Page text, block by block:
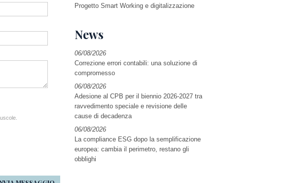
Progetto Smart Working e digitalizzazione
News
06/08/2026
Correzione errori contabili: una soluzione di
compromesso
06/08/2026
Adesione al CPB per il biennio 2026-2027 tra
ravvedimento speciale e revisione delle
cause di decadenza
06/08/2026
La compliance ESG dopo la semplificazione
europea: cambia il perimetro, restano gli
obblighi